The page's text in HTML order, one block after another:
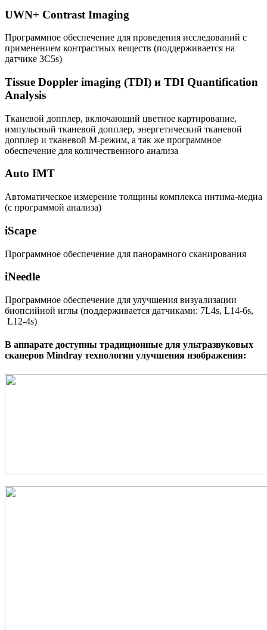
UWN+ Contrast Imaging
Программное обеспечение для проведения исследований с
применением контрастных веществ (поддерживается на
датчике 3С5s)
Tissue Doppler imaging (TDI) и TDI Quantification
Analysis
Тканевой допплер, включающий цветное картирование,
импульсный тканевой допплер, энергетический тканевой
допплер и тканевой М-режим, а так же программное
обеспечение для количественного анализа
Auto IMT
Автоматическое измерение толщины комплекса интима-медиа
(с программой анализа)
iScape
Программное обеспечение для панорамного сканирования
iNeedle
Программное обеспечение для улучшения визуализации
биопсийной иглы (поддерживается датчиками: 7L4s, L14-6s,
L12-4s)
В аппарате доступны традиционные для ультразвуковых
сканеров Mindray технологии улучшения изображения: